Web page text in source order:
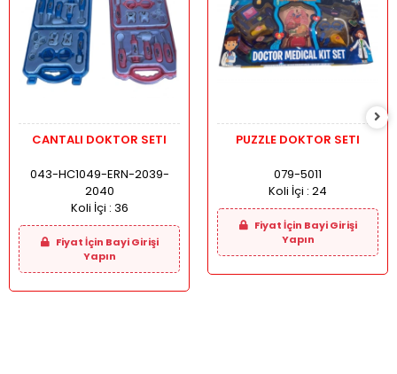
CANTALI DOKTOR SETI
043-HC1049-ERN-2039-
2040
Koli İçi : 36
Fiyat İçin Bayi Girişi
Yapın
PUZZLE DOKTOR SETI
079-5011
Koli İçi : 24
Fiyat İçin Bayi Girişi
Yapın